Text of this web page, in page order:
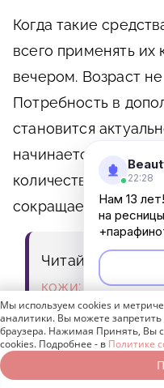
Когда такие
всего применять
вечером. Возраст
Потребность в
становится
начинается
количество
сокращается, и его
Читайте также:
кожи: как
Средства с
обновляющим
22:28
Нам 13
на
Мы используем cookies и
аналитики. Вы можете запретить
браузера. Нажимая Принять, Вы
cookies. Подробнее - в Политике